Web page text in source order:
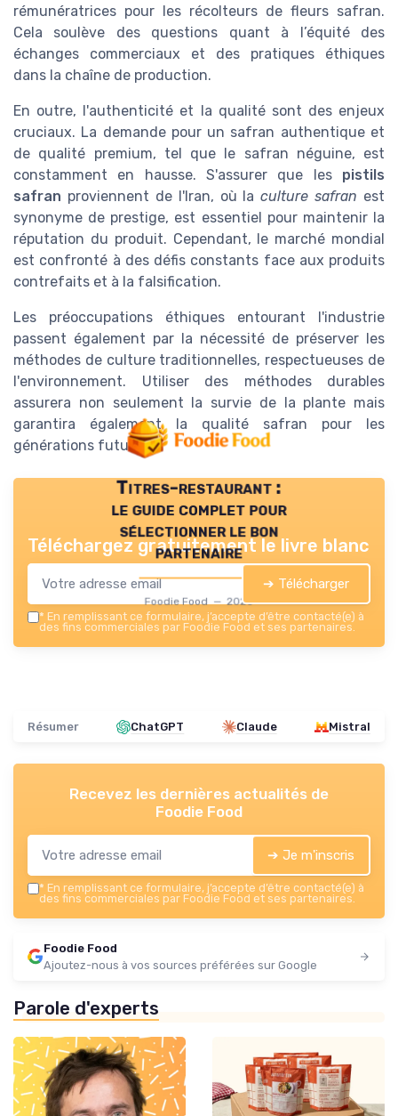
rémunératrices pour les récolteurs de fleurs safran.
Cela soulève des questions quant à l’équité des
échanges commerciaux et des pratiques éthiques
dans la chaîne de production.
En outre, l'authenticité et la qualité sont des enjeux
cruciaux. La demande pour un safran authentique et
de qualité premium, tel que le safran néguine, est
constamment en hausse. S'assurer que les pistils
safran proviennent de l'Iran, où laculture safran est
synonyme de prestige, est essentiel pour maintenir la
réputation du produit. Cependant, le marché mondial
est confronté à des défis constants face aux produits
contrefaits et à la falsification.
Les préoccupations éthiques entourant l'industrie
passent également par la nécessité de préserver les
méthodes de culture traditionnelles, respectueuses de
l'environnement. Utiliser des méthodes durables
assurera non seulement la survie de la plante mais
garantira également la qualité safran pour les
générations futures.
Titres-restaurant :
le guide complet pour
sélectionner le bon
partenaire
Foodie Food — 2026
Téléchargez gratuitement le livre blanc
➔ Télécharger
* En remplissant ce formulaire, j’accepte d’être contacté(e) à
des fins commerciales par Foodie Food et ses partenaires.
Résumer ChatGPT Claude Mistral
Recevez les dernières actualités de
Foodie Food
➔ Je m'inscris
* En remplissant ce formulaire, j’accepte d’être contacté(e) à
des fins commerciales par Foodie Food et ses partenaires.
Foodie Food
Ajoutez-nous à vos sources préférées sur Google
Parole d'experts